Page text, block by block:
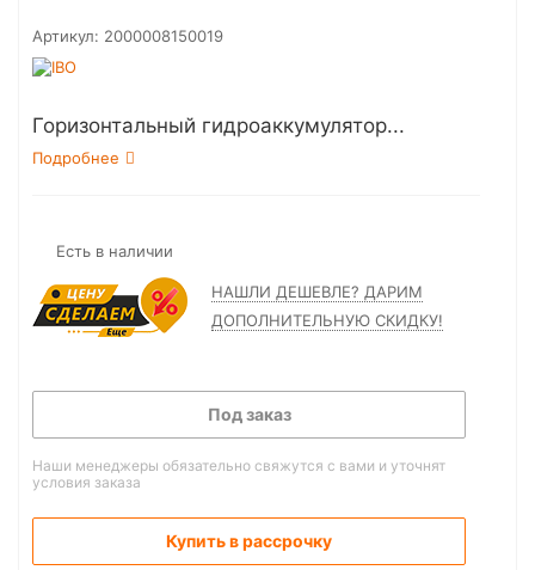
Артикул: 2000008150019
Горизонтальный гидроаккумулятор...
Подробнее
Есть в наличии
НАШЛИ ДЕШЕВЛЕ? ДАРИМ
ДОПОЛНИТЕЛЬНУЮ СКИДКУ!
Под заказ
Наши менеджеры обязательно свяжутся с вами и уточнят
условия заказа
Купить в рассрочку